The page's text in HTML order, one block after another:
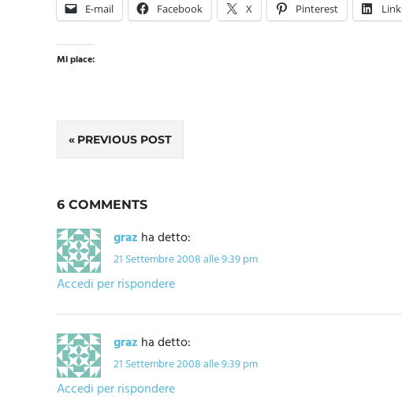
E-mail Facebook X Pinterest
Mi piace:
Navigazione
PREVIOUS POST
6 COMMENTS
graz ha detto:
21 Settembre 2008 alle 9:39 pm
Accedi per rispondere
graz ha detto:
21 Settembre 2008 alle 9:39 pm
Accedi per rispondere